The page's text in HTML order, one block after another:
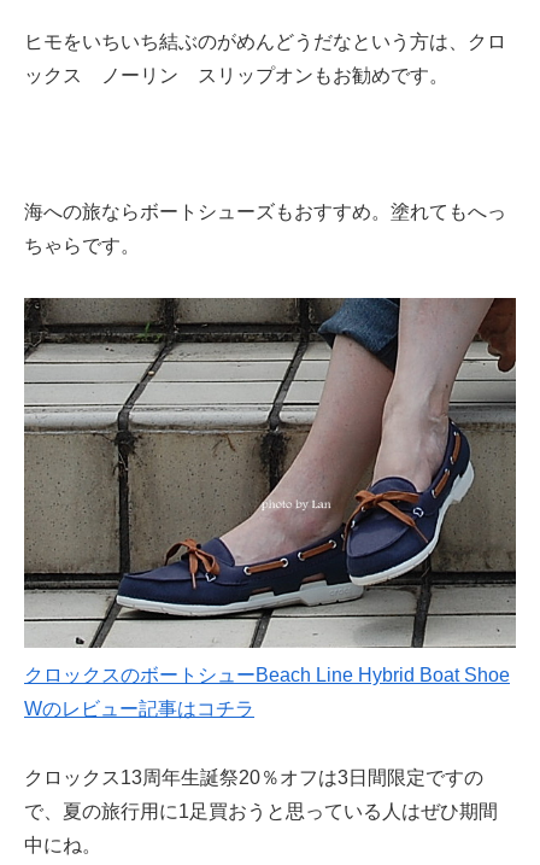
ヒモをいちいち結ぶのがめんどうだなという方は、クロ
ックス ノーリン スリップオンもお勧めです。
海への旅ならボートシューズもおすすめ。塗れてもへっ
ちゃらです。
クロックスのボートシューBeach Line Hybrid Boat Shoe
Wのレビュー記事はコチラ
クロックス13周年生誕祭20％オフは3日間限定ですの
で、夏の旅行用に1足買おうと思っている人はぜひ期間
中にね。